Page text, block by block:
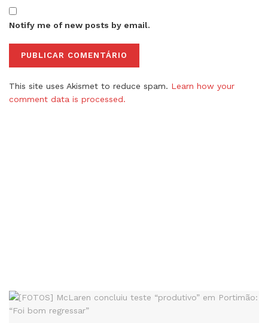
Notify me of new posts by email.
This site uses Akismet to reduce spam. Learn how your
comment data is processed.